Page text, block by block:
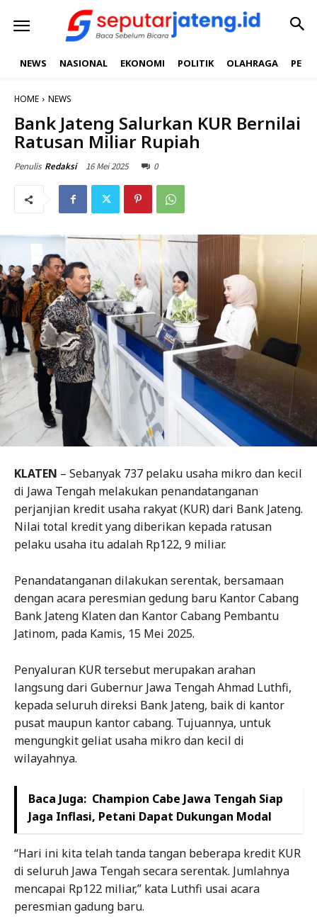
NEWS NASIONAL EKONOMI POLITIK OLAHRAGA
HOME NEWS
Bank Jateng Salurkan KUR Bernilai
Ratusan Miliar Rupiah
Penulis Redaksi 16 Mei 2025 0
KLATEN – Sebanyak 737 pelaku usaha mikro dan kecil
di Jawa Tengah melakukan penandatanganan
perjanjian kredit usaha rakyat (KUR) dari Bank Jateng.
Nilai total kredit yang diberikan kepada ratusan
pelaku usaha itu adalah Rp122, 9 miliar.
Penandatanganan dilakukan serentak, bersamaan
dengan acara peresmian gedung baru Kantor Cabang
Bank Jateng Klaten dan Kantor Cabang Pembantu
Jatinom, pada Kamis, 15 Mei 2025.
Penyaluran KUR tersebut merupakan arahan
langsung dari Gubernur Jawa Tengah Ahmad Luthfi,
kepada seluruh direksi Bank Jateng, baik di kantor
pusat maupun kantor cabang. Tujuannya, untuk
mengungkit geliat usaha mikro dan kecil di
wilayahnya.
Baca Juga: Champion Cabe Jawa Tengah Siap
Jaga Inflasi, Petani Dapat Dukungan Modal
“Hari ini kita telah tanda tangan beberapa kredit KUR
di seluruh Jawa Tengah secara serentak. Jumlahnya
mencapai Rp122 miliar,” kata Luthfi usai acara
peresmian gadung baru.